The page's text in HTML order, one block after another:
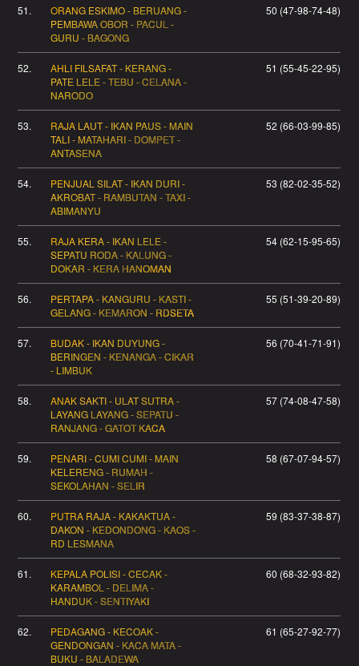
51.
ORANG ESKIMO - BERUANG -
PEMBAWA OBOR - PACUL -
GURU - BAGONG
50 (47-98-74-48)
52.
AHLI FILSAFAT - KERANG -
PATE LELE - TEBU - CELANA -
NARODO
51 (55-45-22-95)
53.
RAJA LAUT - IKAN PAUS - MAIN
TALI - MATAHARI - DOMPET -
ANTASENA
52 (66-03-99-85)
54.
PENJUAL SILAT - IKAN DURI -
AKROBAT - RAMBUTAN - TAXI -
ABIMANYU
53 (82-02-35-52)
55.
RAJA KERA - IKAN LELE -
SEPATU RODA - KALUNG -
DOKAR - KERA HANOMAN
54 (62-15-95-65)
56.
PERTAPA - KANGURU - KASTI -
GELANG - KEMARON - RDSETA
55 (51-39-20-89)
57.
BUDAK - IKAN DUYUNG -
BERINGEN - KENANGA - CIKAR
- LIMBUK
56 (70-41-71-91)
58.
ANAK SAKTI - ULAT SUTRA -
LAYANG LAYANG - SEPATU -
RANJANG - GATOT KACA
57 (74-08-47-58)
59.
PENARI - CUMI CUMI - MAIN
KELERENG - RUMAH -
SEKOLAHAN - SELIR
58 (67-07-94-57)
60.
PUTRA RAJA - KAKAKTUA -
DAKON - KEDONDONG - KAOS -
RD LESMANA
59 (83-37-38-87)
61.
KEPALA POLISI - CECAK -
KARAMBOL - DELIMA -
HANDUK - SENTIYAKI
60 (68-32-93-82)
62.
PEDAGANG - KECOAK -
GENDONGAN - KACA MATA -
BUKU - BALADEWA
61 (65-27-92-77)